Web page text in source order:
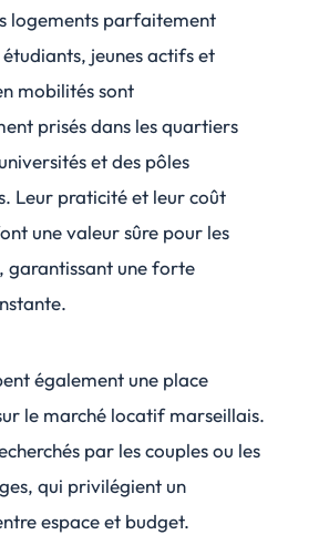
logements parfaitement
jeunes actifs et
mobilités sont
prisés dans les quartiers
et des pôles
Leur praticité et leur coût
une valeur sûre pour les
garantissant une forte
également une place
le marché locatif marseillais.
par les couples ou les
qui privilégient un
espace et budget.